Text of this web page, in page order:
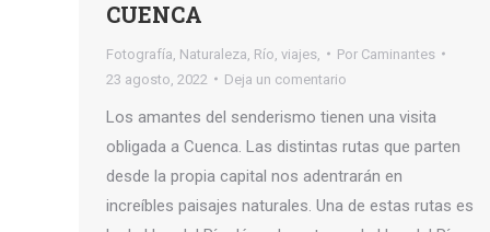
CUENCA
Fotografía Naturaleza Río viajes, Por Caminantes
23 agosto, 2022
Deja un comentario
Los amantes del senderismo tienen una visita
obligada a Cuenca. Las distintas rutas que parten
desde la propia capital nos adentrarán en
increíbles paisajes naturales. Una de estas rutas es